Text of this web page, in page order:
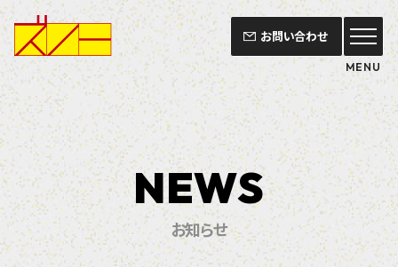
お問い合わせ
MENU
お知らせ
NEWS